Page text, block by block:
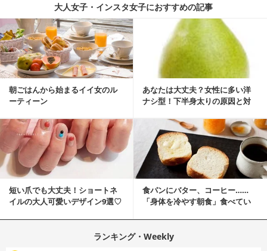
大人女子・インスタ女子におすすめの記事
朝ごはんから始まるイイ女のル
ーティーン
あなたは大丈夫？女性に多い洋
ナシ型！下半身太りの原因と対
短い爪でも大丈夫！ショートネ
イルの大人可愛いデザイン9選♡
食パンにバター、コーヒー……
「身体を冷やす朝食」食べてい
ランキング・Weekly